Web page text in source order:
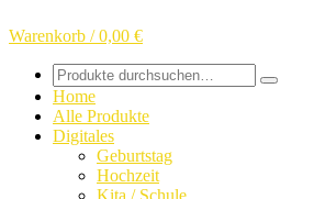
Warenkorb / 0,00 €
Search
for:
Home
Alle Produkte
Digitales
Geburtstag
Hochzeit
Kita / Schule